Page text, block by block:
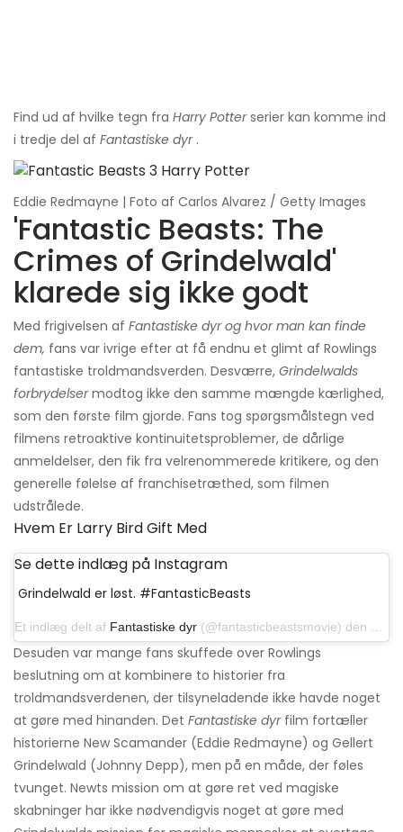
Find ud af hvilke tegn fra Harry Potterserier kan komme ind
i tredje del af Fantastiske dyr.
Eddie Redmayne | Foto af Carlos Alvarez / Getty Images
'Fantastic Beasts: The
Crimes of Grindelwald'
klarede sig ikke godt
Med frigivelsen af Fantastiske dyr og hvor man kan finde
dem, fans var ivrige efter at få endnu et glimt af Rowlings
fantastiske troldmandsverden. Desværre, Grindelwalds
forbrydelsermodtog ikke den samme mængde kærlighed,
som den første film gjorde. Fans tog spørgsmålstegn ved
filmens retroaktive kontinuitetsproblemer, de dårlige
anmeldelser, den fik fra velrenommerede kritikere, og den
generelle følelse af franchisetræthed, som filmen
udstrålede.
Hvem Er Larry Bird Gift Med
Se dette indlæg på Instagram
Grindelwald er løst. #FantasticBeasts
Et indlæg delt af Fantastiske dyr (@fantasticbeastsmovie) den 1. februar 2019 kl.10: 05 PST
Desuden var mange fans skuffede over Rowlings
beslutning om at kombinere to historier fra
troldmandsverdenen, der tilsyneladende ikke havde noget
at gøre med hinanden. Det Fantastiske dyrfilm fortæller
historierne New Scamander (Eddie Redmayne) og Gellert
Grindelwald (Johnny Depp), men på en måde, der føles
tvunget. Newts mission om at gøre ret ved magiske
skabninger har ikke nødvendigvis noget at gøre med